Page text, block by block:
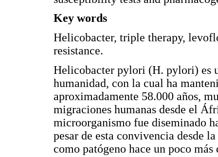
Key words
Helicobacter, triple therapy,
resistance.
Helicobacter pylori (H. pylori) es
humanidad, con la cual ha
aproximadamente 58.000 años,
migraciones humanas desde el
microorganismo fue diseminado
pesar de esta convivencia desde
como patógeno hace un poco